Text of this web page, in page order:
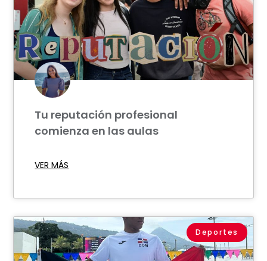
Tu reputación profesional
comienza en las aulas
VER MÁS
Deportes